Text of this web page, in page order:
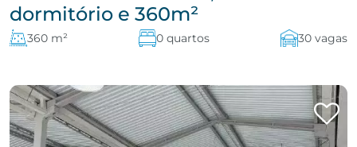
dormitório e 360m²
360 m² 0 quartos 30 vagas